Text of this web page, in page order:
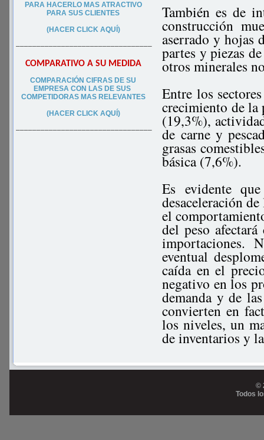
PARA HACERLO MAS ATRACTIVO
PARA SUS CLIENTES
(HACER CLICK AQUÍ)
–––––––––––––––––––––––––––––––––
COMPARATIVO A SU MEDIDA
COMPARACIÓN CIFRAS DE SU
EMPRESA CON LAS DE SUS
COMPETIDORAS MAS RELEVANTES
(HACER CLICK AQUÍ)
–––––––––––––––––––––––––––––––––
También es de
construcción
aserrado y hojas
partes y piezas
otros minerales
Entre los
crecimiento de la
(19,3%),
de carne y
grasas
básica (7,6%).
Es evidente
desaceleración
el
del peso
importaciones.
eventual
caída en el
negativo en los
demanda y de
convierten en
los niveles, un
de inventarios y
©
Todos